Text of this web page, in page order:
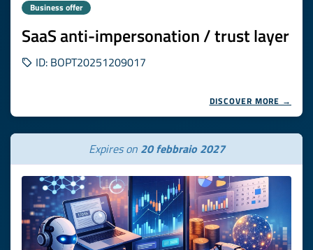
Business offer
SaaS anti-impersonation / trust layer
ID: BOPT20251209017
DISCOVER MORE →
Expires on 20 febbraio 2027